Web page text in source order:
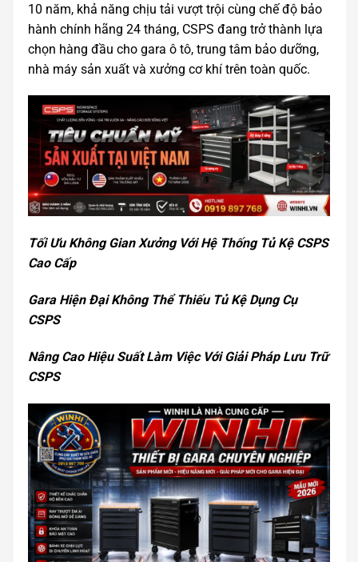
10 năm, khả năng chịu tải vượt trội cùng chế độ bảo
hành chính hãng 24 tháng, CSPS đang trở thành lựa
chọn hàng đầu cho gara ô tô, trung tâm bảo dưỡng,
nhà máy sản xuất và xưởng cơ khí trên toàn quốc.
Tối Ưu Không Gian Xưởng Với Hệ Thống Tủ Kệ CSPS
Cao Cấp
Gara Hiện Đại Không Thể Thiếu Tủ Kệ Dụng Cụ
CSPS
Nâng Cao Hiệu Suất Làm Việc Với Giải Pháp Lưu Trữ
CSPS